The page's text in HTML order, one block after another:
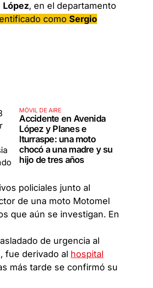
López, en el departamento
comoSergio
MÓVIL DE AIRE
Accidente en Avenida
López y Planes e
Iturraspe: una moto
chocó a una madre y su
hijo de tres años
policiales junto al
de una moto Motomel
que aún se investigan. En
de urgencia al
fue derivado al hospital
más tarde se confirmó su